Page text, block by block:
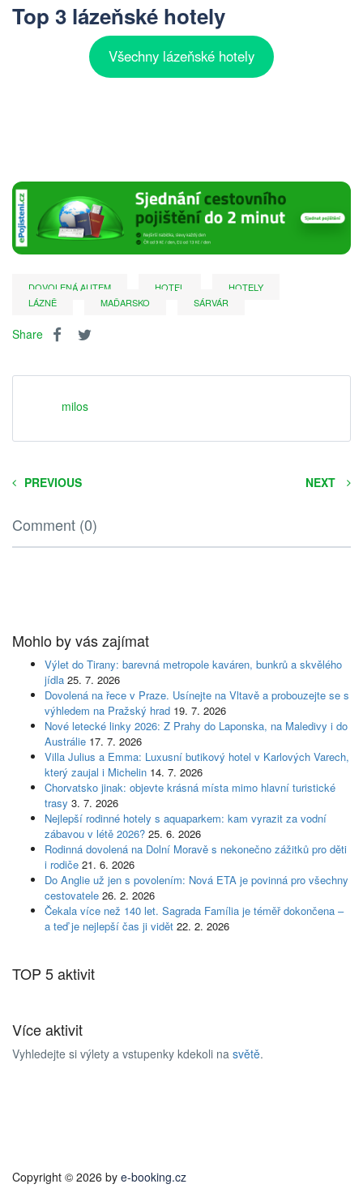
Top 3 lázeňské hotely
Všechny lázeňské hotely
DOVOLENÁ AUTEM HOTEL
HOTELY
LÁZNĚ
MAĎARSKO SÁRVÁR
Share
milos
PREVIOUS NEXT
Comment (0)
Mohlo by vás zajímat
Výlet do Tirany: barevná metropole kaváren, bunkrů a skvělého
jídla 25. 7. 2026
Dovolená na řece v Praze. Usínejte na Vltavě a probouzejte se s
výhledem na Pražský hrad 19. 7. 2026
Nové letecké linky 2026: Z Prahy do Laponska, na Maledivy i do
Austrálie 17. 7. 2026
Villa Julius a Emma: Luxusní butikový hotel v Karlových Varech,
který zaujal i Michelin 14. 7. 2026
Chorvatsko jinak: objevte krásná místa mimo hlavní turistické
trasy 3. 7. 2026
Nejlepší rodinné hotely s aquaparkem: kam vyrazit za vodní
zábavou v létě 2026? 25. 6. 2026
Rodinná dovolená na Dolní Moravě s nekonečno zážitků pro děti
i rodiče 21. 6. 2026
Do Anglie už jen s povolením: Nová ETA je povinná pro všechny
cestovatele 26. 2. 2026
Čekala více než 140 let. Sagrada Família je téměř dokončena –
a teď je nejlepší čas ji vidět 22. 2. 2026
TOP 5 aktivit
Více aktivit
Vyhledejte si výlety a vstupenky kdekoli na světě.
Copyright © 2026 by e-booking.cz